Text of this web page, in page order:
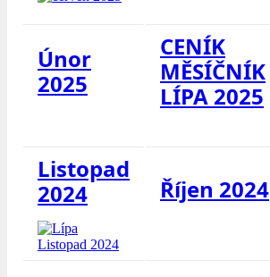
Únor
2025
CENÍK
MĚSÍČNÍK
LÍPA 2025
Listopad
2024
Říjen 2024